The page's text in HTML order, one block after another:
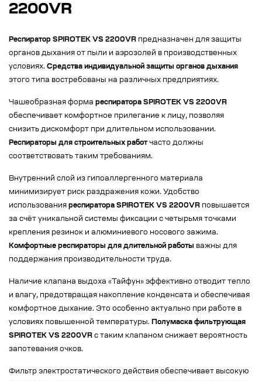
2200VR
Респиратор SPIROTEK VS 2200VR предназначен для защиты
органов дыхания от пыли и аэрозолей в производственных
условиях. Средства индивидуальной защиты органов дыхания
этого типа востребованы на различных предприятиях.
Чашеобразная форма респиратора SPIROTEK VS 2200VR
обеспечивает комфортное прилегание к лицу, позволяя
снизить дискомфорт при длительном использовании.
Респираторы для строительных работчасто должны
соответствовать таким требованиям.
Внутренний слой из гипоаллергенного материала
минимизирует риск раздражения кожи. Удобство
использования респиратора SPIROTEK VS 2200VR повышается
за счёт уникальной системы фиксации с четырьмя точками
крепления резинок и алюминиевого носового зажима.
Комфортные респираторы для длительной работы важны для
поддержания производительности труда.
Наличие клапана выдоха «Тайфун» эффективно отводит тепло
и влагу, предотвращая накопление конденсата и обеспечивая
комфортное дыхание. Это особенно актуально при работе в
условиях повышенной температуры. Полумаска фильтрующая
SPIROTEK VS 2200VR с таким клапаном снижает вероятность
запотевания очков.
Фильтр электростатического действия обеспечивает высокую